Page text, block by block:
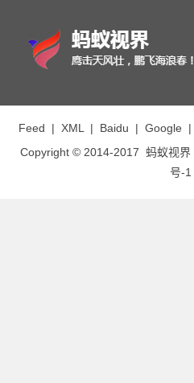
Feed | XML | Baidu | Google |
Copyright © 2014-2017 蚂蚁视界
号-1